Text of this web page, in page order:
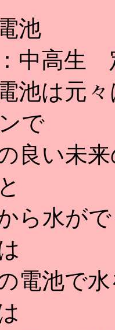
池
高生 定
元々は
で
未来の
ができ
で水を